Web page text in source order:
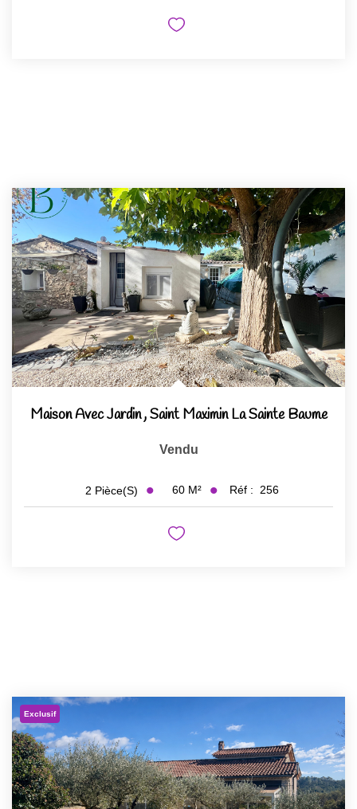
Maison Avec Jardin,Saint Maximin La Sainte Baume
Vendu
2 Pièce(s) 60 M² Réf : 256
Exclusif